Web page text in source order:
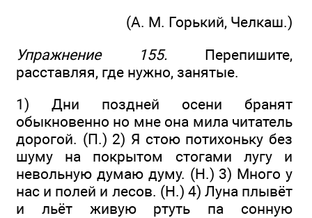
(А. М. Горький, Челкаш.)
Упражнение 155. Перепишите,
расставляя, где нужно, занятые.
1) Дни поздней осени бранят
обыкновенно но мне она мила читатель
дорогой. (П.) 2) Я стою потихоньку без
шуму на покрытом стогами лугу и
невольную думаю думу. (Н.) 3) Много у
нас и полей и лесов. (Н.) 4) Луна плывёт
и льёт живую ртуть па сонную